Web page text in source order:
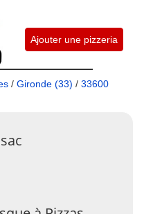
Ajouter une pizzeria
/ Gironde (33) / 33600